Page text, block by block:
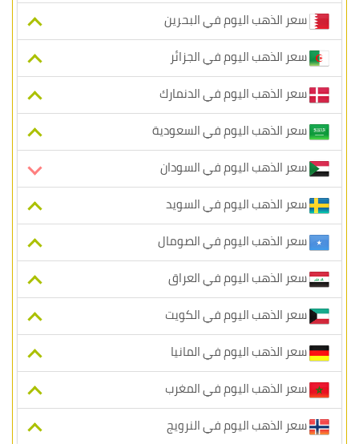
سعر الذهب اليوم في البحرين
سعر الذهب اليوم في الجزائر
سعر الذهب اليوم في الدنمارك
سعر الذهب اليوم في السعودية
سعر الذهب اليوم في السودان
سعر الذهب اليوم في السويد
سعر الذهب اليوم في الصومال
سعر الذهب اليوم في العراق
سعر الذهب اليوم في الكويت
سعر الذهب اليوم في المانيا
سعر الذهب اليوم في المغرب
سعر الذهب اليوم في النرويج